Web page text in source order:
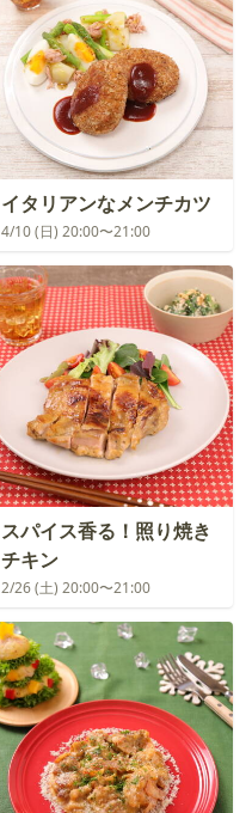
イタリアンなメンチカツ
4/10 (日) 20:00〜21:00
スパイス香る！照り焼き
チキン
2/26 (土) 20:00〜21:00